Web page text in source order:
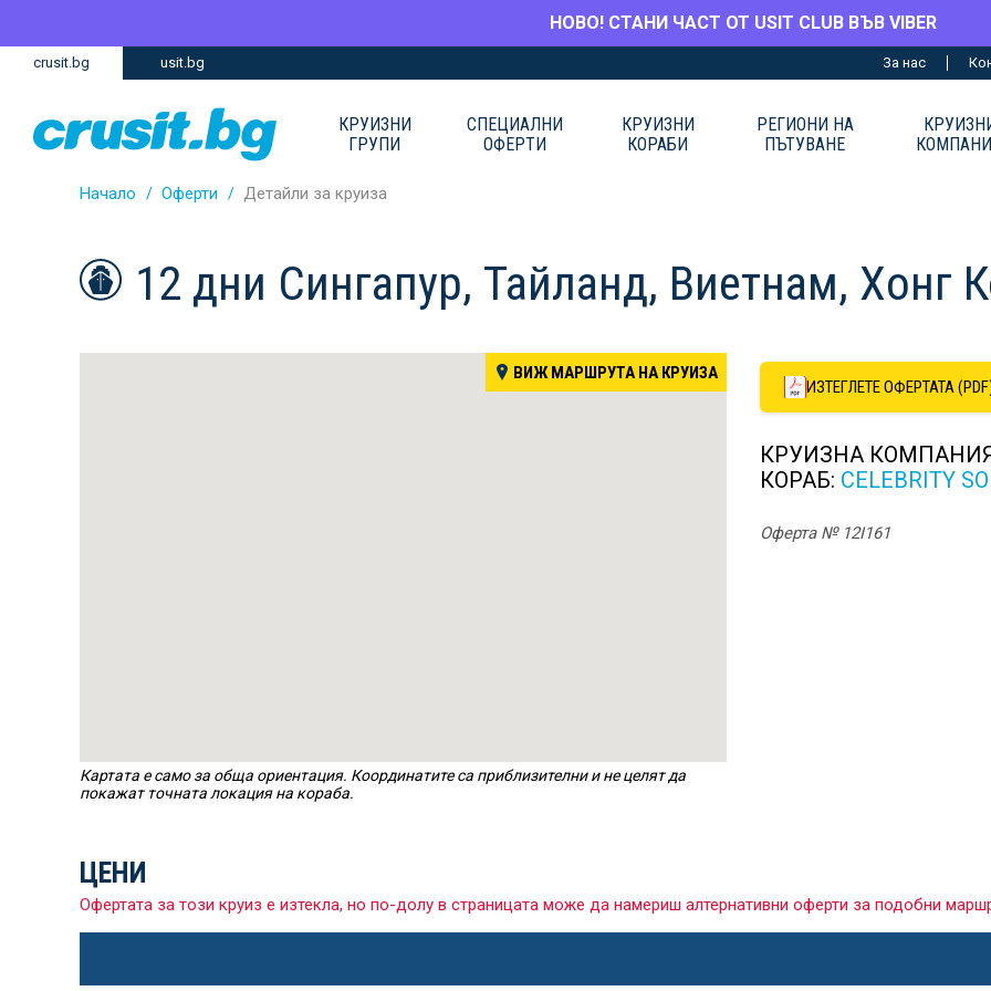
НОВО! СТАНИ ЧАСТ ОТ USIT CLUB ВЪВ VIBER
Премини
съдържание
Премини
crusit.bg usit.bg За нас
КРУИЗНИ
ГРУПИ
СПЕЦИАЛНИ
ОФЕРТИ
КРУИЗНИ
КОРАБИ
РЕГИОНИ НА
ПЪТУВАНЕ
Начало Оферти Детайли за круиза
12 дни Сингапур, Тайланд, Виетнам, Хонг
ВИЖ МАРШРУТА НА КРУИЗА
Картата е само за обща ориентация. Координатите са приблизителни и не целят да
покажат точната локация на кораба.
ИЗТЕГЛЕТЕ ОФЕРТАТА
КРУИЗНА
КОРАБ: CELEBRITY
Оферта № 12I161
ЦЕНИ
Офертата за този круиз е изтекла, но по-долу в страницата може да намериш алтернативни оферти за подобни